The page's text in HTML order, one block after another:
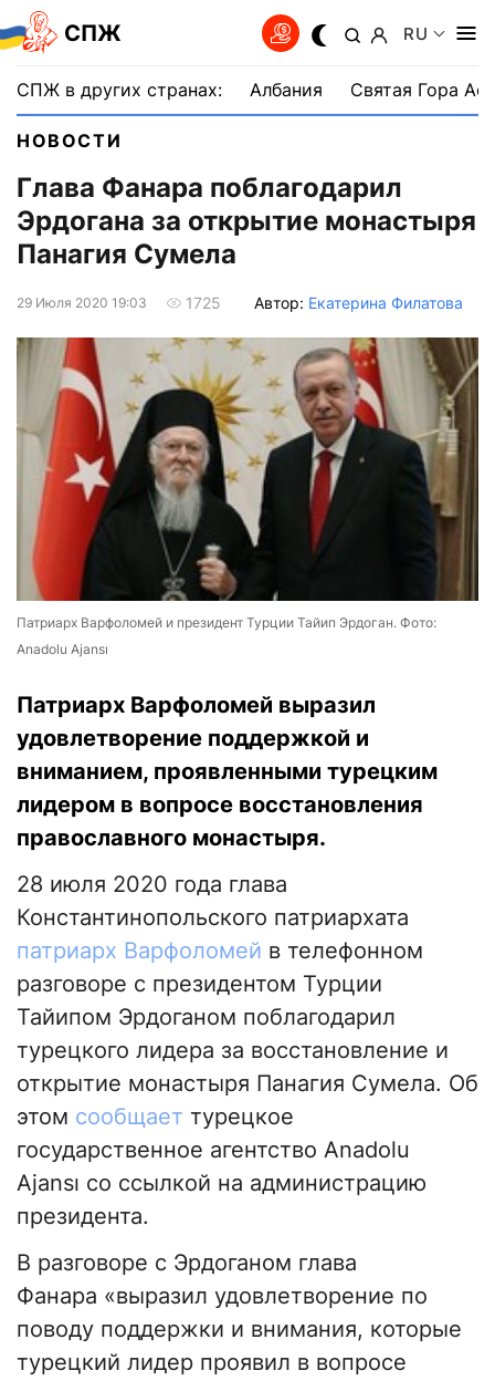
СПЖ RU
СПЖ в других странах: Албания Святая Гора
НОВОСТИ
Глава Фанара поблагодарил
Эрдогана за открытие монастыря
Панагия Сумела
29 Июля 2020 19:03 1725 Автор: Екатерина Филатова
Патриарх Варфоломей и президент Турции Тайип Эрдоган. Фото:
Anadolu Ajansı
Патриарх Варфоломей выразил
удовлетворение поддержкой и
вниманием, проявленными турецким
лидером в вопросе восстановления
православного монастыря.
28 июля 2020 года глава
Константинопольского патриархата
патриарх Варфоломей в телефонном
разговоре с президентом Турции
Тайипом Эрдоганом поблагодарил
турецкого лидера за восстановление и
открытие монастыря Панагия Сумела. Об
этом сообщает турецкое
государственное агентство Anadolu
Ajansı со ссылкой на администрацию
президента.
В разговоре с Эрдоганом глава
Фанара «выразил удовлетворение по
поводу поддержки и внимания, которые
турецкий лидер проявил в вопросе